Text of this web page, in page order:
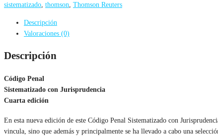
sistematizado thomson Thomson Reuters
Descripción
Valoraciones (0)
Descripción
Código Penal
Sistematizado con Jurisprudencia
Cuarta edición
En esta nueva edición de este Código Penal Sistematizado con
vincula, sino que además y principalmente se ha llevado a cabo una